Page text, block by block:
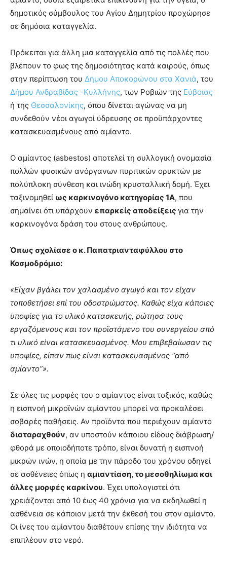
δημοτικός σύμβουλος του Αγίου Δημητρίου προχώρησε
σε δημόσια καταγγελία.
Πρόκειται για άλλη μια καταγγελία από τις πολλές που
βλέπουν το φως της δημοσιότητας κατά καιρούς, όπως
στην περίπτωση του Δήμου Αποκορώνου στα Χανιά, του
Δήμου Ανδραβίδας -Κυλλήνης, των Ροβιών της Εύβοιας
ή της Θεσσαλονίκης, όπου δίνεται αγώνας να μη
συνδεθούν νέοι αγωγοί ύδρευσης σε προϋπάρχοντες
κατασκευασμένους από αμίαντο.
Ο αμίαντος (asbestos) αποτελεί τη συλλογική ονομασία
πολλών φυσικών ανόργανων πυριτικών ορυκτών με
πολύπλοκη σύνθεση και ινώδη κρυσταλλική δομή. Έχει
ταξινομηθεί ως καρκινογόνο κατηγορίας 1Α, που
σημαίνει ότι υπάρχουν επαρκείς αποδείξεις για την
καρκινογόνα δράση του στους ανθρώπους.
Όπως σχολίασε ο κ. Παπατριανταφύλλου στο
Κοσμοδρόμιο:
«Είχαν βγάλει τον χαλασμένο αγωγό και τον είχαν
τοποθετήσει επί του οδοστρώματος. Καθώς είχα κάποιες
υποψίες για το υλικό κατασκευής, ρώτησα τους
εργαζόμενους και τον προϊστάμενο του συνεργείου από
τι υλικό είναι κατασκευασμένος. Μου επιβεβαίωσαν τις
υποψίες, είπαν πως είναι κατασκευασμένος “από
αμίαντο”».
Σε όλες τις μορφές του ο αμίαντος είναι τοξικός, καθώς
η εισπνοή μικροϊνών αμίαντου μπορεί να προκαλέσει
σοβαρές παθήσεις. Αν προϊόντα που περιέχουν αμίαντο
διαταραχθούν, αν υποστούν κάποιου είδους διάβρωση/
φθορά με οποιοδήποτε τρόπο, είναι δυνατή η εισπνοή
μικρών ινών, η οποία με την πάροδο του χρόνου οδηγεί
σε ασθένειες όπως η αμιαντίαση, το μεσοθηλίωμα και
άλλες μορφές καρκίνου. Έχει υπολογιστεί ότι
χρειάζονται από 10 έως 40 χρόνια για να εκδηλωθεί η
ασθένεια σε κάποιον μετά την έκθεσή του στον αμίαντο.
Οι ίνες του αμίαντου διαθέτουν επίσης την ιδιότητα να
επιπλέουν στο νερό.